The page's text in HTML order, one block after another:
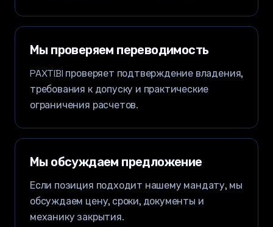
Мы проверяем переводимость
PAXTIBI проверяет подтверждение владения,
требования к допуску и практические
ограничения расчетов.
Мы обсуждаем предложение
Если позиция подходит нашему мандату, мы
обсуждаем цену, сроки, документы и
механику закрытия.